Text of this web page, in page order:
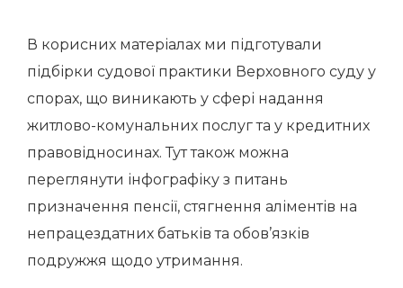
В корисних матеріалах ми підготували
підбірки судової практики Верховного суду у
спорах, що виникають у сфері надання
житлово-комунальних послуг та у кредитних
правовідносинах. Тут також можна
переглянути інфографіку з питань
призначення пенсії, стягнення аліментів на
непрацездатних батьків та обов’язків
подружжя щодо утримання.